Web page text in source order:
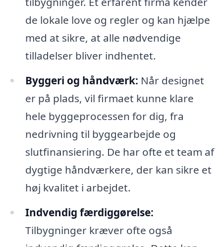
de lokale love og regler og kan hjælpe
med at sikre, at alle nødvendige
tilladelser bliver indhentet.
Byggeri og håndværk: Når designet
er på plads, vil firmaet kunne klare
hele byggeprocessen for dig, fra
nedrivning til byggearbejde og
slutfinansiering. De har ofte et team af
dygtige håndværkere, der kan sikre et
høj kvalitet i arbejdet.
Indvendig færdiggørelse:
Tilbygninger kræver ofte også